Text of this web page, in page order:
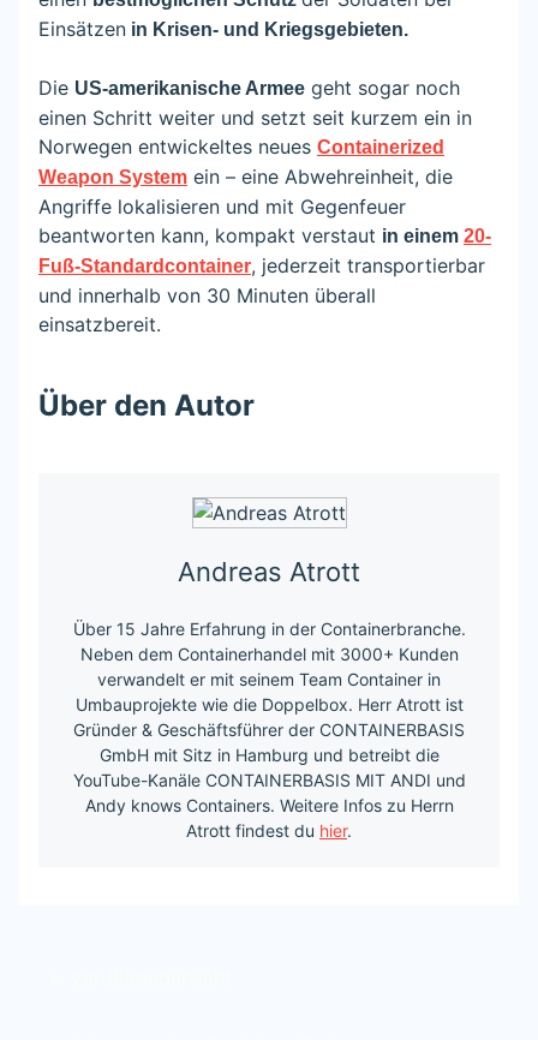
Einsätzen in Krisen- und Kriegsgebieten.
Die US-amerikanische Armee geht sogar noch
einen Schritt weiter und setzt seit kurzem ein in
Norwegen entwickeltes neues Containerized
Weapon System ein – eine Abwehreinheit, die
Angriffe lokalisieren und mit Gegenfeuer
beantworten kann, kompakt verstaut in einem 20-
Fuß-Standardcontainer, jederzeit transportierbar
und innerhalb von 30 Minuten überall
einsatzbereit.
Über den Autor
Andreas Atrott
Über 15 Jahre Erfahrung in der Containerbranche.
Neben dem Containerhandel mit 3000+ Kunden
verwandelt er mit seinem Team Container in
Umbauprojekte wie die Doppelbox. Herr Atrott ist
Gründer & Geschäftsführer der CONTAINERBASIS
GmbH mit Sitz in Hamburg und betreibt die
YouTube-Kanäle CONTAINERBASIS MIT ANDI und
Andy knows Containers. Weitere Infos zu Herrn
Atrott findest du hier.